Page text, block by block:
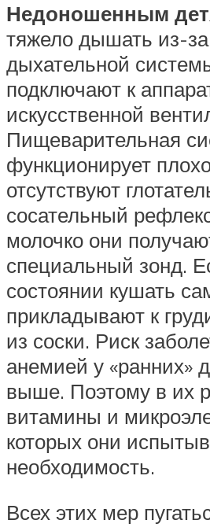
Недоношенным
тяжело дышать из-
дыхательной
подключают к
искусственной
Пищеварительная
функционирует
отсутствуют
сосательный
молочко они
специальный зонд.
состоянии кушать
прикладывают к
из соски. Риск
анемией у «ранних»
выше. Поэтому в их
витамины и
которых они
необходимость.
Всех этих мер